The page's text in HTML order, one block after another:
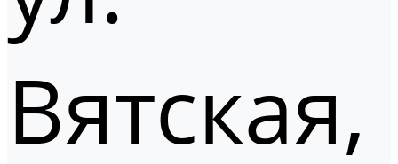
Вятская,